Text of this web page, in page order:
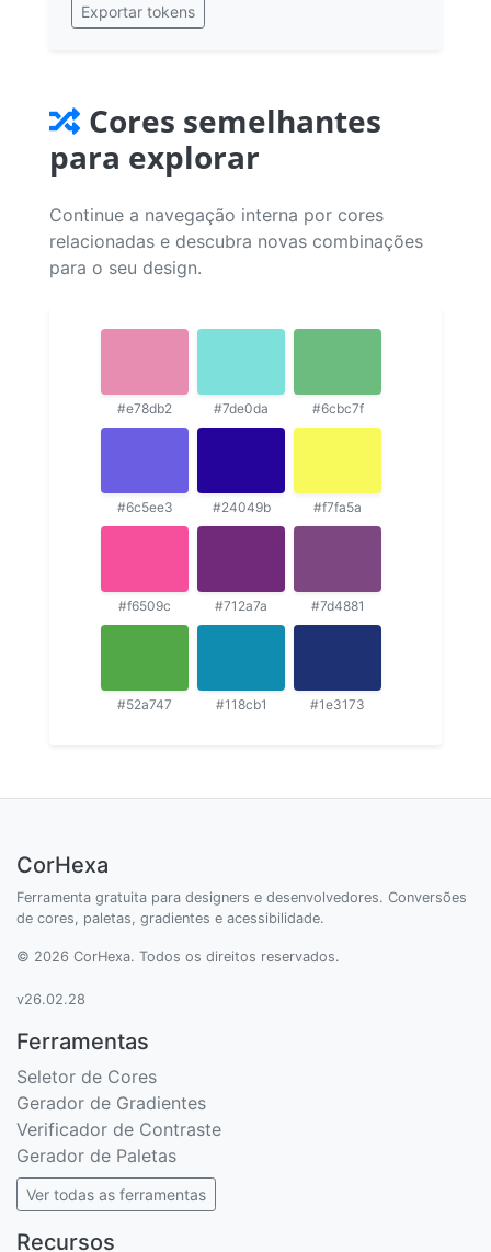
Exportar tokens
Cores semelhantes
para explorar
Continue a navegação interna por cores
relacionadas e descubra novas combinações
para o seu design.
#e78db2 #7de0da #6cbc7f
#6c5ee3 #24049b #f7fa5a
#f6509c #712a7a #7d4881
#52a747 #118cb1 #1e3173
CorHexa
Ferramenta gratuita para designers e desenvolvedores. Conversões
de cores, paletas, gradientes e acessibilidade.
© 2026 CorHexa. Todos os direitos reservados.
v26.02.28
Ferramentas
Seletor de Cores
Gerador de Gradientes
Verificador de Contraste
Gerador de Paletas
Ver todas as ferramentas
Recursos